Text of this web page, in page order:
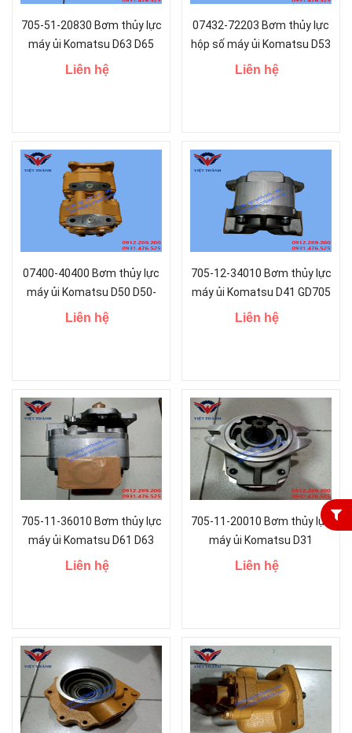
705-51-20830 Bơm thủy lực
máy ủi Komatsu D63 D65
Liên hệ
07432-72203 Bơm thủy lực
hộp số máy ủi Komatsu D53
D57 D58
Liên hệ
07400-40400 Bơm thủy lực
máy ủi Komatsu D50 D50-
17 D50-18
Liên hệ
705-12-34010 Bơm thủy lực
máy ủi Komatsu D41 GD705
Liên hệ
705-11-36010 Bơm thủy lực
máy ủi Komatsu D61 D63
D68 HD205
Liên hệ
705-11-20010 Bơm thủy lực
máy ủi Komatsu D31
Liên hệ